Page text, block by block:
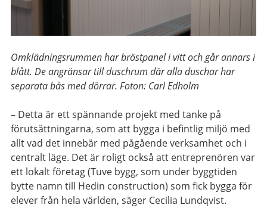
Omklädningsrummen har bröstpanel i vitt och går annars i
blått. De angränsar till duschrum där alla duschar har
separata bås med dörrar. Foton: Carl Edholm
– Detta är ett spännande projekt med tanke på
förutsättningarna, som att bygga i befintlig miljö med
allt vad det innebär med pågående verksamhet och i
centralt läge. Det är roligt också att entreprenören var
ett lokalt företag (Tuve bygg, som under byggtiden
bytte namn till Hedin construction) som fick bygga för
elever från hela världen, säger Cecilia Lundqvist.